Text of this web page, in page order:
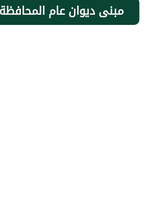
مبنى ديوان عام